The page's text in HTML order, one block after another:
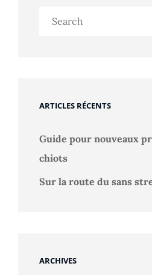
ARTICLES RÉCENTS
Guide pour nouveaux
chiots
Sur la route du sans
ARCHIVES